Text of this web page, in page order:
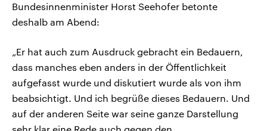
Bundesinnenminister Horst Seehofer betonte
deshalb am Abend:
„Er hat auch zum Ausdruck gebracht ein Bedauern,
dass manches eben anders in der Öffentlichkeit
aufgefasst wurde und diskutiert wurde als von ihm
beabsichtigt. Und ich begrüße dieses Bedauern. Und
auf der anderen Seite war seine ganze Darstellung